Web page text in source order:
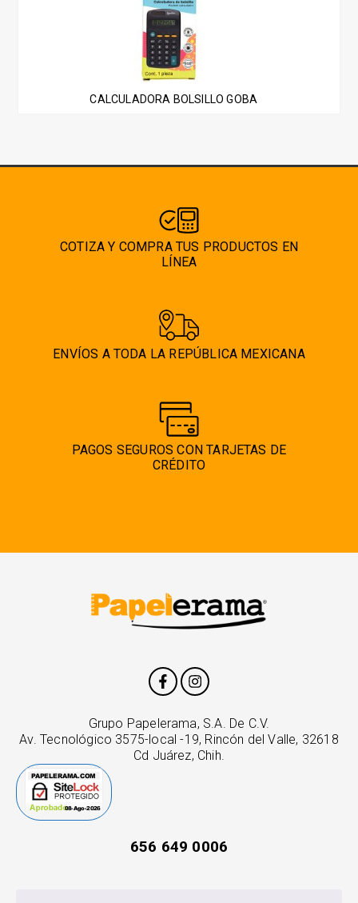
CALCULADORA BOLSILLO GOBA
COTIZA Y COMPRA TUS PRODUCTOS EN
LÍNEA
ENVÍOS A TODA LA REPÚBLICA MEXICANA
PAGOS SEGUROS CON TARJETAS DE
CRÉDITO
Grupo Papelerama, S.A. De C.V.
Av. Tecnológico 3575-local -19, Rincón del Valle, 32618
Cd Juárez, Chih.
656 649 0006